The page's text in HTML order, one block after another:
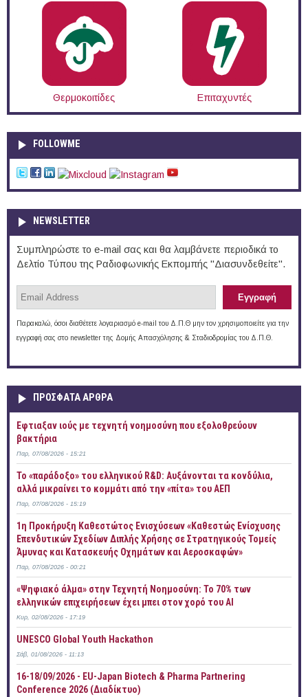
Θερμοκοιτίδες Επιταχυντές
FOLLOWME
NEWSLETTER
Συμπληρώστε το e-mail σας και θα λαμβάνετε περιοδικά το
Δελτίο Τύπου της Ραδιοφωνικής Εκπομπής "Διασυνδεθείτε".
Παρακαλώ, όσοι διαθέτετε λογαριασμό e-mail του Δ.Π.Θ μην τον χρησιμοποιείτε για την
εγγραφή σας στο newsletter της Δομής Απασχόλησης & Σταδιοδρομίας του Δ.Π.Θ.
ΠΡOΣΦΑΤΑ AΡΘΡΑ
Έφτιαξαν ιούς με τεχνητή νοημοσύνη που εξολοθρεύουν
βακτήρια
Παρ, 07/08/2026 - 15:21
Το «παράδοξο» του ελληνικού R&D: Αυξάνονται τα κονδύλια,
αλλά μικραίνει το κομμάτι από την «πίτα» του ΑΕΠ
Παρ, 07/08/2026 - 15:19
1η Προκήρυξη Καθεστώτος Ενισχύσεων «Καθεστώς Ενίσχυσης
Επενδυτικών Σχεδίων Διπλής Χρήσης σε Στρατηγικούς Τομείς
Άμυνας και Κατασκευής Οχημάτων και Αεροσκαφών»
Παρ, 07/08/2026 - 00:21
«Ψηφιακό άλμα» στην Τεχνητή Νοημοσύνη: Το 70% των
ελληνικών επιχειρήσεων έχει μπει στον χορό του AI
Κυρ, 02/08/2026 - 17:19
UNESCO Global Youth Hackathon
Σάβ, 01/08/2026 - 11:13
16-18/09/2026 - EU-Japan Biotech & Pharma Partnering
Conference 2026 (Διαδίκτυο)